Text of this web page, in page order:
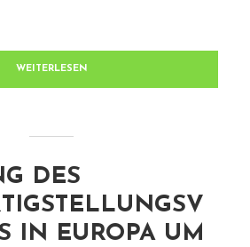
WEITERLESEN
DES
IN EUROPA UM